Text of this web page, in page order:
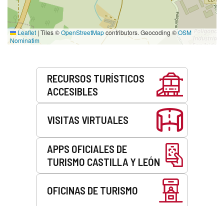
Leaflet | Tiles ©OpenStreetMapcontributors. Geocoding ©OSM
Nominatim
RECURSOS TURÍSTICOS
ACCESIBLES
VISITAS VIRTUALES
APPS OFICIALES DE
TURISMO CASTILLA Y LEÓN
OFICINAS DE TURISMO